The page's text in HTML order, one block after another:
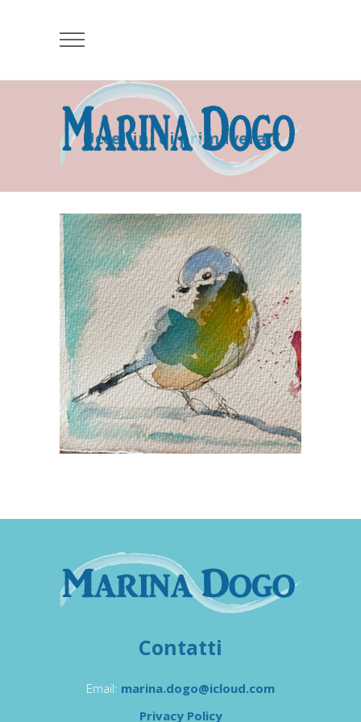
Uccellini di primavera 7
Contatti
Email: marina.dogo@icloud.com
Privacy Policy